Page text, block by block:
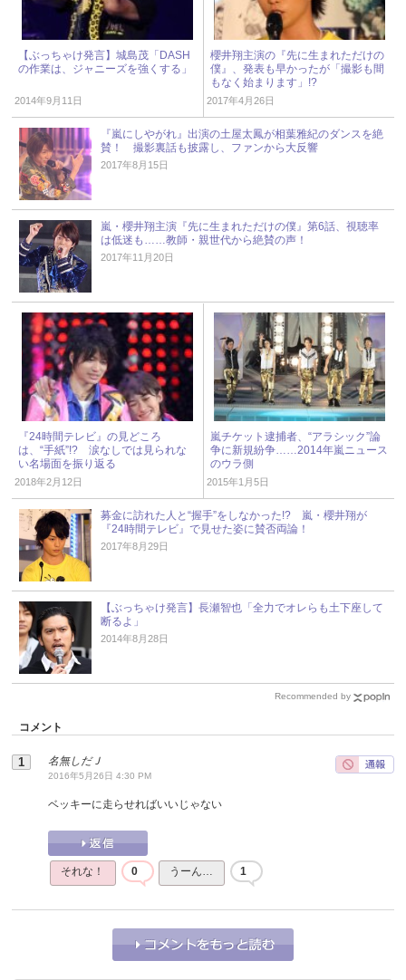
【ぶっちゃけ発言】城島茂「DASH
の作業は、ジャニーズを強くする」
2014年9月11日
櫻井翔主演の『先に生まれただけの
僕』、発表も早かったが「撮影も間
もなく始まります」!?
2017年4月26日
『嵐にしやがれ』出演の土屋太鳳が相葉雅紀のダンスを絶
賛！ 撮影裏話も披露し、ファンから大反響
2017年8月15日
嵐・櫻井翔主演『先に生まれただけの僕』第6話、視聴率
は低迷も……教師・親世代から絶賛の声！
2017年11月20日
『24時間テレビ』の見どころ
は、“手紙”!? 涙なしでは見られな
い名場面を振り返る
2018年2月12日
嵐チケット逮捕者、“アラシック”論
争に新規紛争……2014年嵐ニュース
のウラ側
2015年1月5日
募金に訪れた人と“握手”をしなかった!? 嵐・櫻井翔が
『24時間テレビ』で見せた姿に賛否両論！
2017年8月29日
【ぶっちゃけ発言】長瀬智也「全力でオレらも土下座して
断るよ」
2014年8月28日
Recommended by
コメント
名無しだＪ
2016年5月26日 4:30 PM
ベッキーに走らせればいいじゃない
それな！ 0 うーん… 1